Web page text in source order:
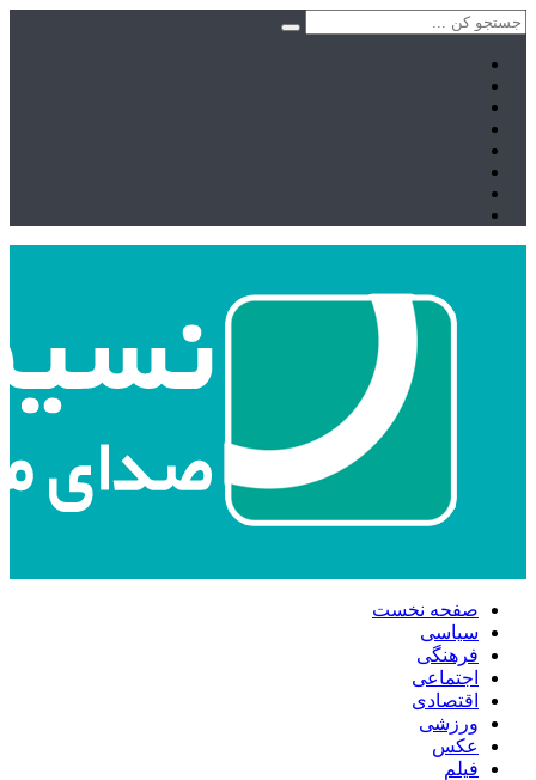
صفحه نخست
سیاسی
فرهنگی
اجتماعی
اقتصادی
ورزشی
عکس
فیلم